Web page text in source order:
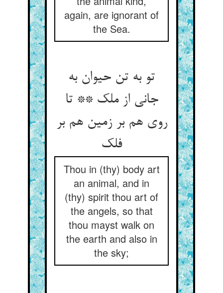
again, are ignorant of
the Sea.
تو به تن حیوان به
جانی از ملک ** تا
روی هم بر زمین هم بر
فلک‏
Thou in (thy) body art
an animal, and in
(thy) spirit thou art of
the angels, so that
thou mayst walk on
the earth and also in
the sky;